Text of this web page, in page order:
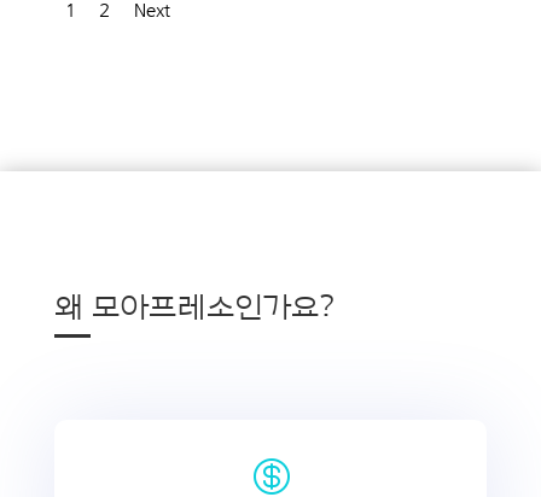
1 2 Next
왜 모아프레소인가요?
—
